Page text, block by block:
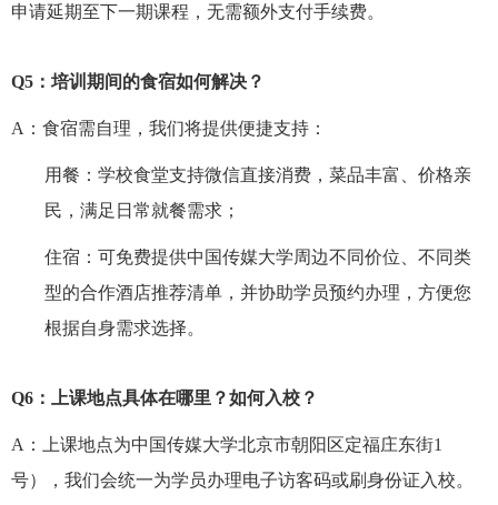
申请延期至下一期课程，无需额外支付手续费。
Q5 ：培训期间的食宿如何解决？
A ：食宿需自理，我们将提供便捷支持：
用餐：学校食堂支持微信直接消费，菜品丰富、价格亲
民，满足日常就餐需求；
住宿：可免费提供中国传媒大学周边不同价位、不同类
型的合作酒店推荐清单，并协助学员预约办理，方便您
根据自身需求选择。
Q6 ：上课地点具体在哪里？如何入校？
A ：上课地点为中国传媒大学北京市朝阳区定福庄东街1
号），我们会统一为学员办理电子访客码或刷身份证入校。